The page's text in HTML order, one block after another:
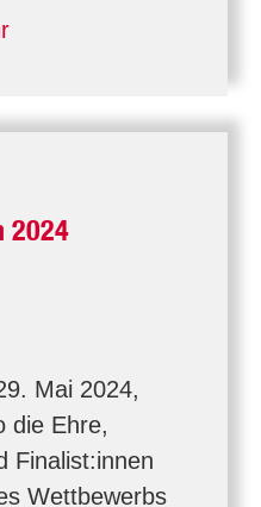
2024
Mai 2024,
die Ehre,
Finalist:innen
Wettbewerbs